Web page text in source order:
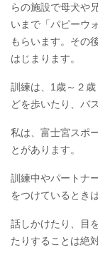
らの施設で母犬や
いまで「パピーウ
もらいます。その
はじまります。
訓練は、1歳～２
どを歩いたり、バ
私は、富士宮スポ
とがあります。
訓練中やパートナ
をつけているとき
話しかけたり、目
たりすることは絶